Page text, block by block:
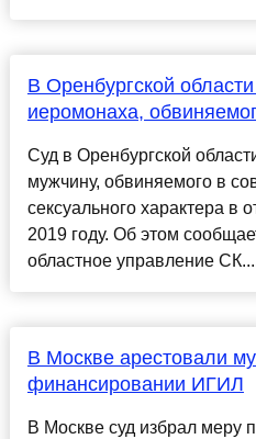
В Оренбургской
иеромонаха,
Суд в Оренбургской
мужчину, обвиняемого в
сексуального характера в
2019 году. Об этом
областное управление
В Москве арестовали
финансировании ИГИЛ
В Москве суд избрал меру